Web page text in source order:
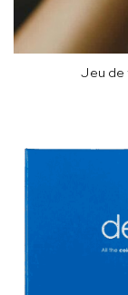
Jeu de